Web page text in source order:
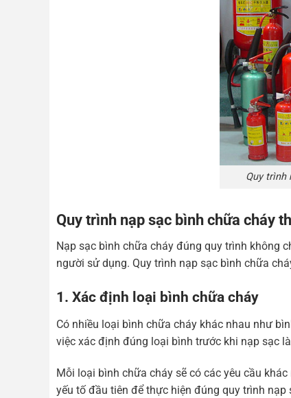
Quy trình
Quy trình nạp sạc bình chữa cháy
Nạp sạc bình chữa cháy đúng quy trình không
người sử dụng. Quy trình nạp sạc bình chữa
1. Xác định loại bình chữa cháy
Có nhiều loại bình chữa cháy khác nhau như
việc xác định đúng loại bình trước khi nạp sạc
Mỗi loại bình chữa cháy sẽ có các yêu cầu
yếu tố đầu tiên để thực hiện đúng quy trình nạp